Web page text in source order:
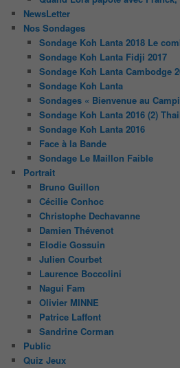
NewsLetter
Nos Sondages
Sondage Koh Lanta 2018 Le
Sondage Koh Lanta Fidji 2017
Sondage Koh Lanta Cambodge
Sondage Koh Lanta
Sondages « Bienvenue au
Sondage Koh Lanta 2016 (2)
Sondage Koh Lanta 2016
Face à la Bande
Sondage Le Maillon Faible
Portrait
Bruno Guillon
Cécilie Conhoc
Christophe Dechavanne
Damien Thévenot
Elodie Gossuin
Julien Courbet
Laurence Boccolini
Nagui Fam
Olivier MINNE
Patrice Laffont
Sandrine Corman
Public
Quiz Jeux